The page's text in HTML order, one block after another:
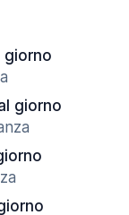
giorno
giorno